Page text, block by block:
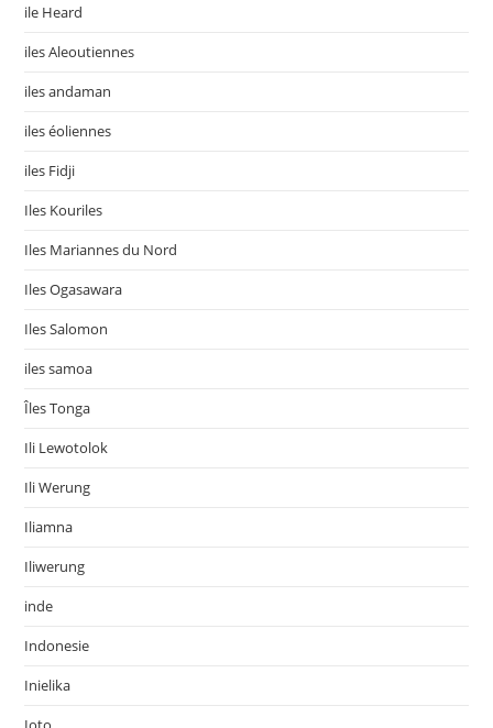
ile Heard
iles Aleoutiennes
iles andaman
iles éoliennes
iles Fidji
Iles Kouriles
Iles Mariannes du Nord
Iles Ogasawara
Iles Salomon
iles samoa
Îles Tonga
Ili Lewotolok
Ili Werung
Iliamna
Iliwerung
inde
Indonesie
Inielika